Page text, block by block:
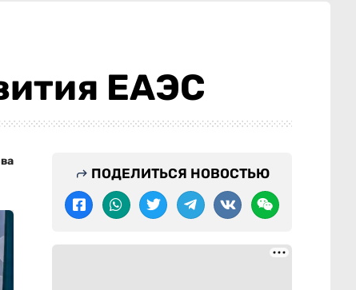
ЕАЭС
ПОДЕЛИТЬСЯ НОВОСТЬЮ